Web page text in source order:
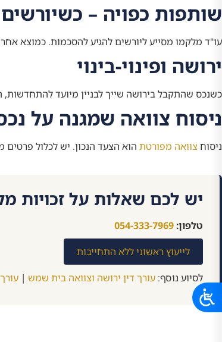
שותפות כפויה –
עו"ד מלקמו מסייע ליורשים להגיע להסכמות. כמוצא
ירושה ופינוי-בינוי
כשנכס שהתקבל בירושה שייך לבניין מיועד
ניסוח צוואה שמגנה על
ניסוח צוואה מפורטת הוא הצעד הנכון. יש לכלול
יש לכם שאלות על זכויות
טלפון: 054-333-7969
לייעוץ ראשוני ללא התחייבות
לסיוע נוסף: עורך דין ירושה וצוואה בית שמש |